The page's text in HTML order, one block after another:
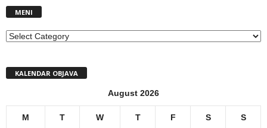
MENI
MENI
KALENDAR OBJAVA
August 2026
M T W T F S S